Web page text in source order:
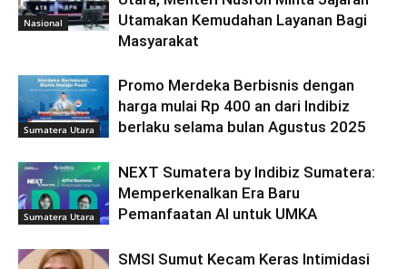
Nasional
Utamakan Kemudahan Layanan Bagi
Masyarakat
Sumatera Utara
Promo Merdeka Berbisnis dengan
harga mulai Rp 400 an dari Indibiz
berlaku selama bulan Agustus 2025
Sumatera Utara
NEXT Sumatera by Indibiz Sumatera:
Memperkenalkan Era Baru
Pemanfaatan AI untuk UMKA
SMSI Sumut Kecam Keras Intimidasi